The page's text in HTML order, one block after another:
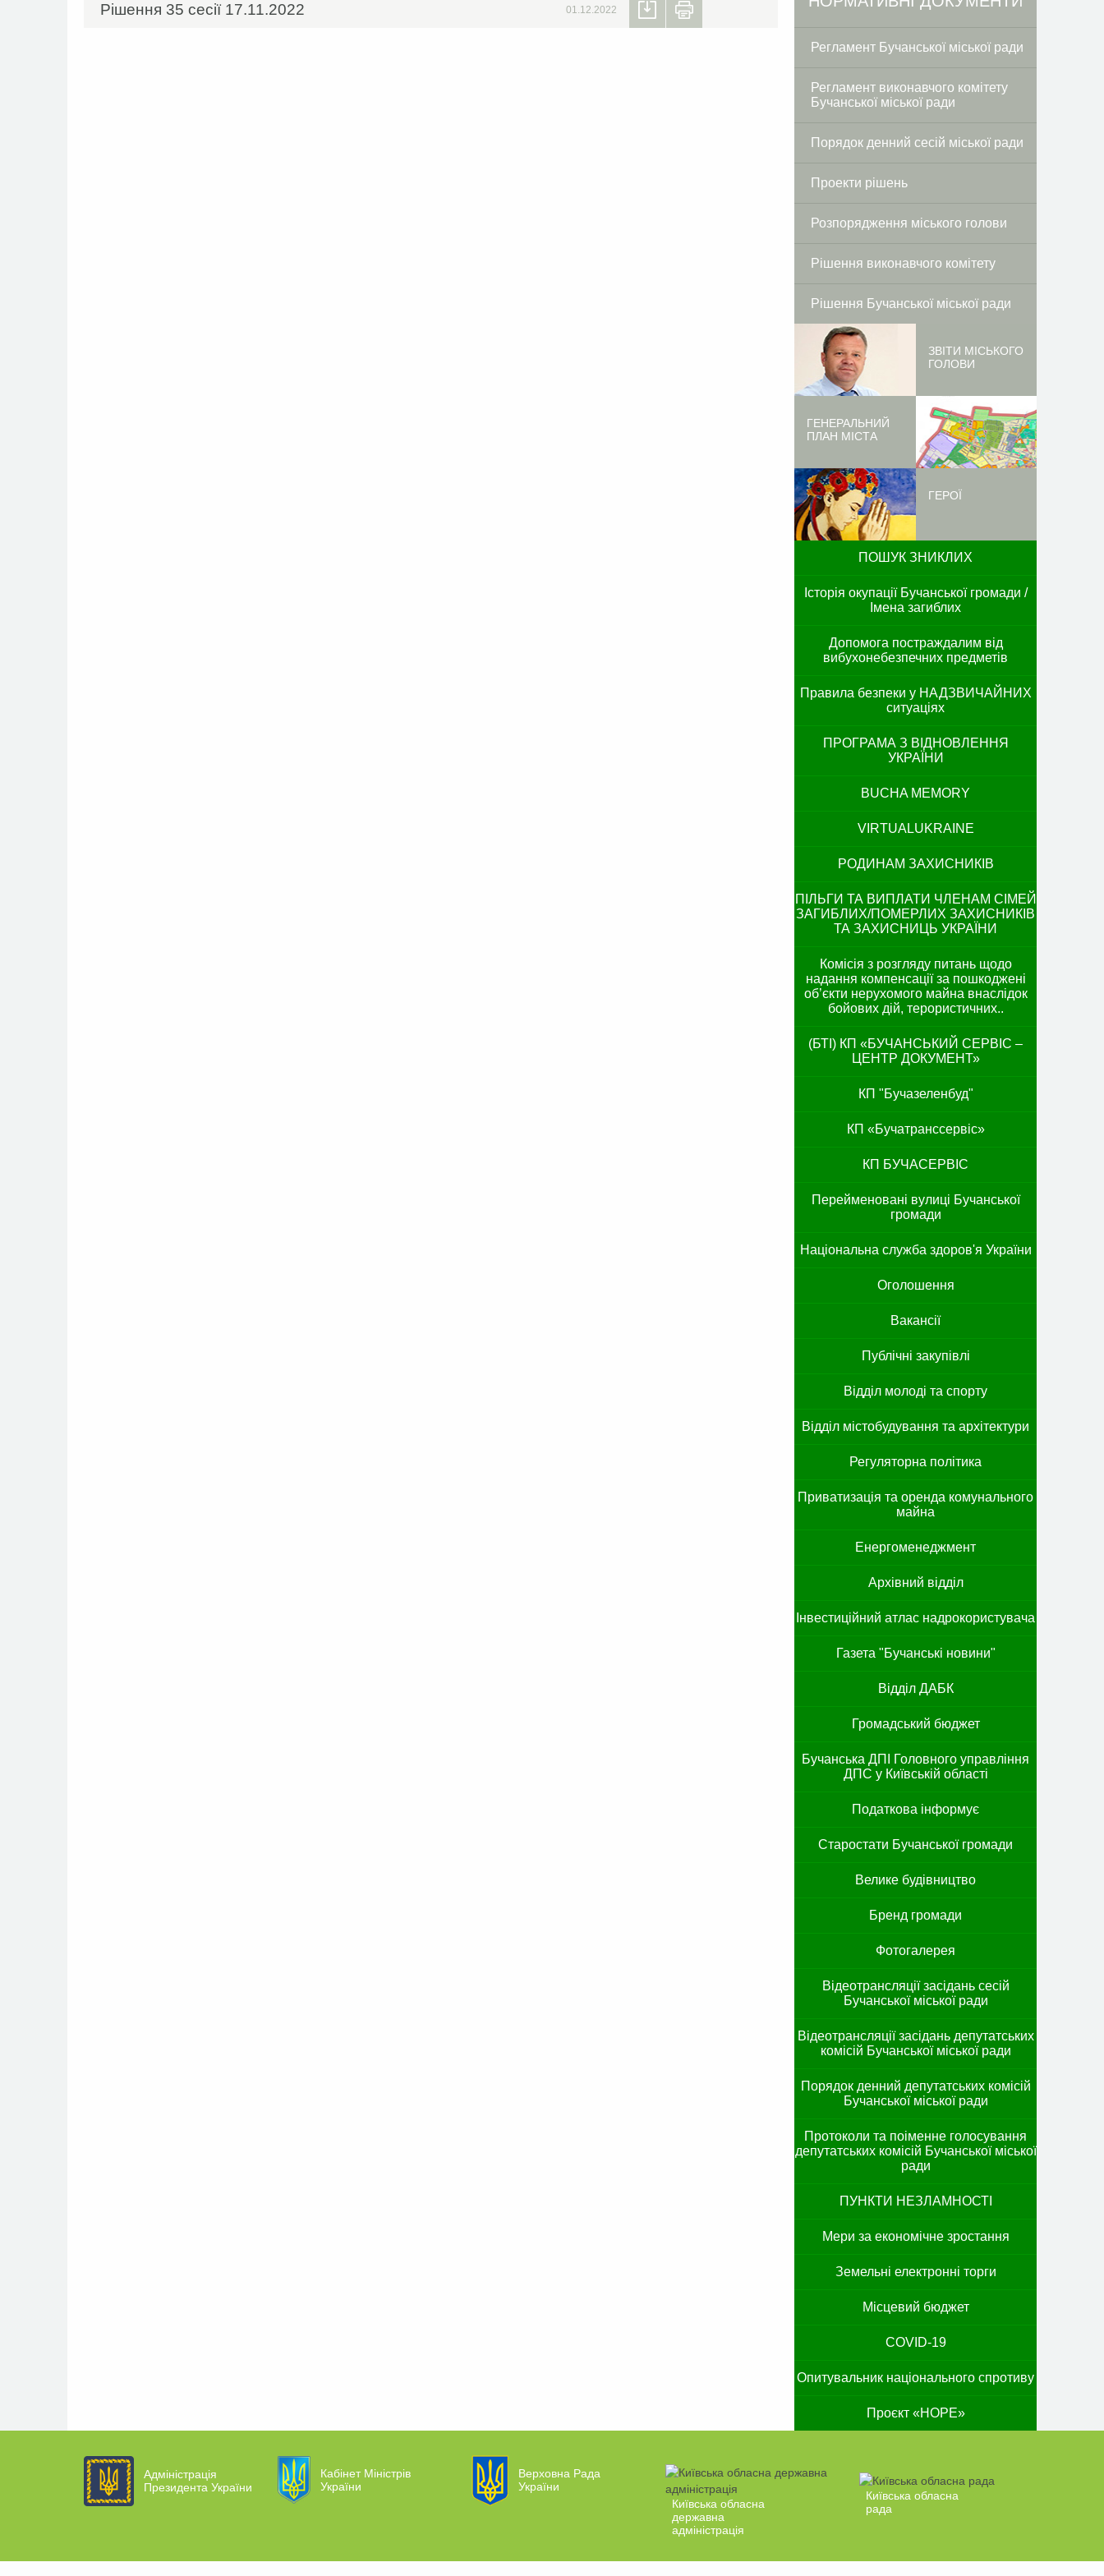
Рішення 35 сесії 17.11.2022 01.12.2022
Регламент Бучанської міської ради
Регламент виконавчого комітету
Бучанської міської ради
Порядок денний сесій міської ради
Проекти рішень
Розпорядження міського голови
Рішення виконавчого комітету
Рішення Бучанської міської ради
ЗВІТИ МІСЬКОГО
ГОЛОВИ
ГЕНЕРАЛЬНИЙ
ПЛАН МІСТА
ГЕРОЇ
ПОШУК ЗНИКЛИХ
Історія окупації Бучанської громади /
Імена загиблих
Допомога постраждалим від
вибухонебезпечних предметів
Правила безпеки у НАДЗВИЧАЙНИХ
ситуаціях
ПРОГРАМА З ВІДНОВЛЕННЯ
УКРАЇНИ
BUCHA MEMORY
VIRTUALUKRAINE
РОДИНАМ ЗАХИСНИКІВ
ПІЛЬГИ ТА ВИПЛАТИ ЧЛЕНАМ СІМЕЙ
ЗАГИБЛИХ/ПОМЕРЛИХ ЗАХИСНИКІВ
ТА ЗАХИСНИЦЬ УКРАЇНИ
Комісія з розгляду питань щодо
надання компенсації за пошкоджені
об’єкти нерухомого майна внаслідок
бойових дій, терористичних..
(БТІ) КП «БУЧАНСЬКИЙ СЕРВІС –
ЦЕНТР ДОКУМЕНТ»
КП "Бучазеленбуд"
КП «Бучатранссервіс»
КП БУЧАСЕРВІС
Перейменовані вулиці Бучанської
громади
Національна служба здоров'я України
Оголошення
Вакансії
Публічні закупівлі
Відділ молоді та спорту
Відділ містобудування та архітектури
Регуляторна політика
Приватизація та оренда комунального
майна
Енергоменеджмент
Архівний відділ
Інвестиційний атлас надрокористувача
Газета "Бучанські новини"
Відділ ДАБК
Громадський бюджет
Бучанська ДПІ Головного управління
ДПС у Київській області
Податкова інформує
Старостати Бучанської громади
Велике будівництво
Бренд громади
Фотогалерея
Відеотрансляції засідань сесій
Бучанської міської ради
Відеотрансляції засідань депутатських
комісій Бучанської міської ради
Порядок денний депутатських комісій
Бучанської міської ради
Протоколи та поіменне голосування
депутатських комісій Бучанської міської
ради
ПУНКТИ НЕЗЛАМНОСТІ
Мери за економічне зростання
Земельні електронні торги
Місцевий бюджет
COVID-19
Опитувальник національного спротиву
Проєкт «HOPE»
Адміністрація
Президента України
Кабінет Міністрів
України
Верховна Рада
України
Київська обласна
державна
адміністрація
Київська обласна
рада